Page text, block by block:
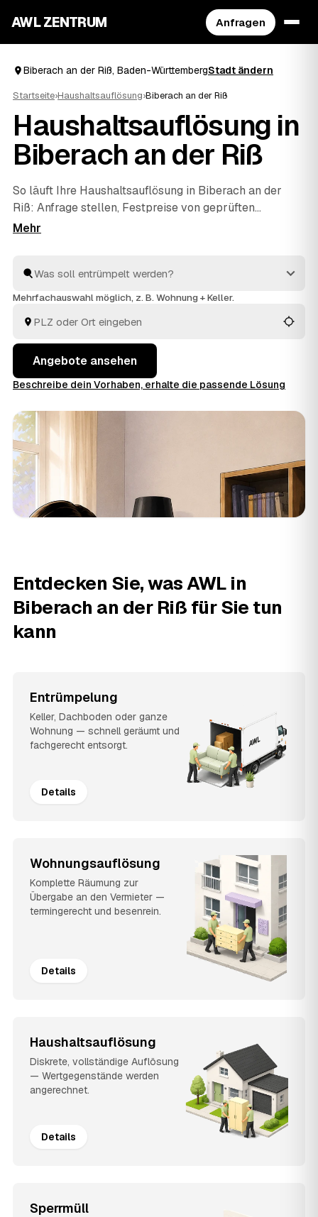
AWL ZENTRUM Anfragen
Biberach an der Riß, Baden-WürttembergStadt ändern
Startseite›Haushaltsauflösung›Biberach an der Riß
Haushaltsauflösung in
Biberach an der Riß
So läuft Ihre Haushaltsauflösung in Biberach an der
Riß: Anfrage stellen, Festpreise von geprüften
Anbietern erhalten, vergleichen, beauftragen. Mehr
und entsorgen alles fachgerecht. Verwertbare Möbel
oder Antiquitäten aus dem Nachlass werden auf die
besenrein übergeben. Die Angebote aus Biberach an
der Riß undOchsenhausenund
liegen Ihnen gebündelt vor, ohne dass Sie selbst
herumtelefonieren.
Mehrfachauswahl möglich, z. B. Wohnung + Keller.
Angebote ansehen
Beschreibe dein Vorhaben, erhalte die passende Lösung
Entdecken Sie, was AWL in
Biberach an der Riß für Sie tun
kann
Entrümpelung
Keller, Dachboden oder ganze
Wohnung — schnell geräumt und
fachgerecht entsorgt.
Details
Wohnungsauflösung
Komplette Räumung zur
Übergabe an den Vermieter —
termingerecht und besenrein.
Details
Haushaltsauflösung
Diskrete, vollständige Auflösung
— Wertgegenstände werden
angerechnet.
Details
Sperrmüll